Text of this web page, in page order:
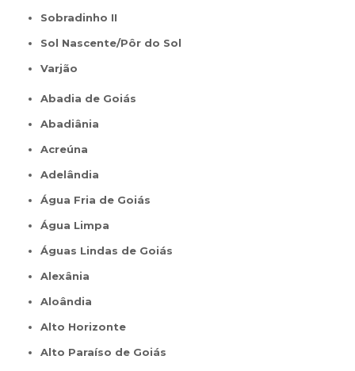
Sobradinho II
Sol Nascente/Pôr do Sol
Varjão
Abadia de Goiás
Abadiânia
Acreúna
Adelândia
Água Fria de Goiás
Água Limpa
Águas Lindas de Goiás
Alexânia
Aloândia
Alto Horizonte
Alto Paraíso de Goiás